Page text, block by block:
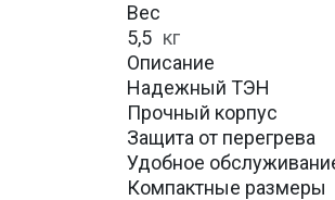
Вес
5,5 кг
Описание
Надежный ТЭН
Прочный корпус
Защита от перегрева
Удобное
Компактные размеры